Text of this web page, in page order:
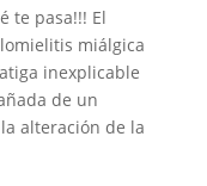
te pasa!!! El
miálgica
inexplicable
de un
alteración de la